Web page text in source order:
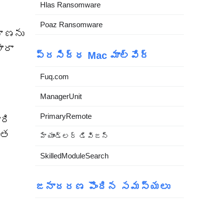
Hlas Ransomware
Poaz Ransomware
ప్రసిద్ధ Mac మాల్వేర్
Fuq.com
ManagerUnit
PrimaryRemote
హ్యాండ్లర్ డివిజన్
SkilledModuleSearch
జనాదరణ పొందిన సమస్యలు